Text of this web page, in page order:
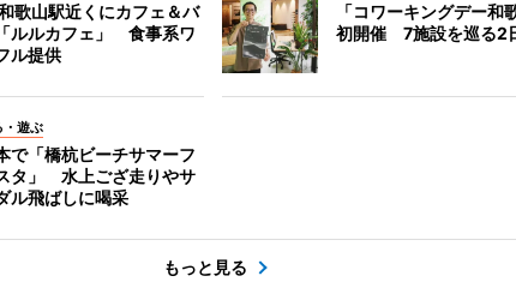
歌山駅近くにカフェ＆バ
ルルカフェ」 食事系ワ
ル提供
「コワーキングデー和
初開催 7施設を巡る2
・遊ぶ
で「橋杭ビーチサマーフ
タ」 水上ござ走りやサ
ル飛ばしに喝采
もっと見る